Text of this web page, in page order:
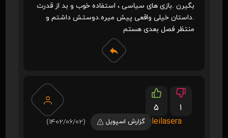
بگیرن .بازی های سیاسی ، استفاده خوب و بد از قدرت
.داستان خیلی واقعی پیش میره.دوستش داشتم و
منتظر فصل بعدی هستم
5
1
leilasera
گزارش اسپویل (1402/06/02)